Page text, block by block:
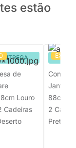
estão
de
Louro
Cadeiras
Jantar
88cm
2
Preto